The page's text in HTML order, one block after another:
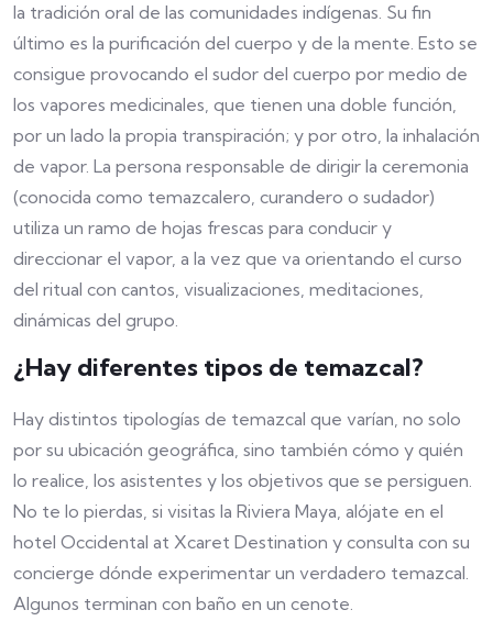
la tradición oral de las comunidades indígenas. Su fin
último es la purificación del cuerpo y de la mente. Esto se
consigue provocando el sudor del cuerpo por medio de
los vapores medicinales, que tienen una doble función,
por un lado la propia transpiración; y por otro, la inhalación
de vapor. La persona responsable de dirigir la ceremonia
(conocida como temazcalero, curandero o sudador)
utiliza un ramo de hojas frescas para conducir y
direccionar el vapor, a la vez que va orientando el curso
del ritual con cantos, visualizaciones, meditaciones,
dinámicas del grupo.
¿Hay diferentes tipos de temazcal?
Hay distintos tipologías de temazcal que varían, no solo
por su ubicación geográfica, sino también cómo y quién
lo realice, los asistentes y los objetivos que se persiguen.
No te lo pierdas, si visitas la Riviera Maya, alójate en el
hotel Occidental at Xcaret Destination y consulta con su
concierge dónde experimentar un verdadero temazcal.
Algunos terminan con baño en un cenote.